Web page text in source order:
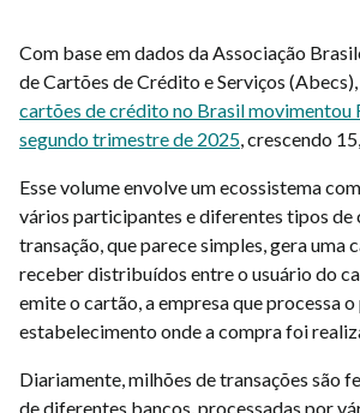
Com base em dados da Associação
de Cartões de Crédito e Serviços (Abecs),
cartões de crédito no Brasil movimentou
segundo trimestre de 2025, crescendo
Esse volume envolve um ecossistema
vários participantes e diferentes tipos de
transação, que parece simples, gera uma
receber distribuídos entre o usuário do
emite o cartão, a empresa que processa
estabelecimento onde a compra foi
Diariamente, milhões de transações são
de diferentes bancos, processadas por